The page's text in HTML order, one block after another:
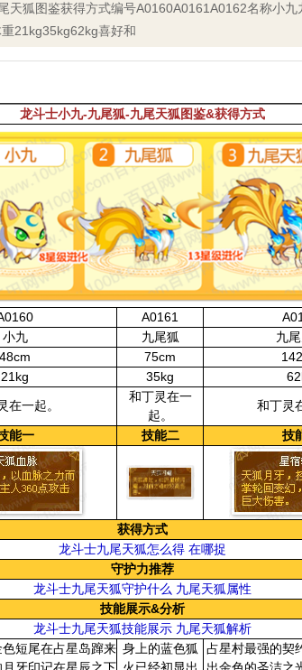
天狐图鉴获得方式编号A0160A0161A0162名称小九
21kg35kg62kg喜好和
龙斗士小九-九尾狐-九尾天狐图鉴&获得方式
A0161
小九 九尾狐
九
48cm 75cm
21kg 35kg
在一起。
和丁灵在一
起。
和丁灵
能一 技能二 技
获得方式
龙斗士九尾天狐怎么得 在哪捉
守护力推荐
龙斗士九尾天狐守护什么 九尾天狐属性
技能展示&分析
龙斗士九尾天狐技能展示 九尾天狐解析
短尾在占星岛蹿来 身上的蓝色狐
占星村最强的契